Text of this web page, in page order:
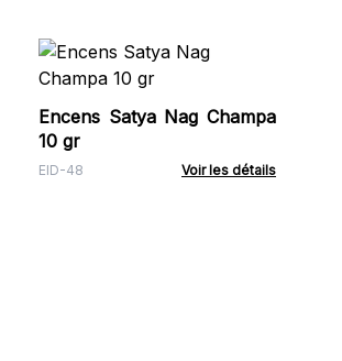
Encens Satya Nag Champa
10 gr
EID-48 Voir les détails